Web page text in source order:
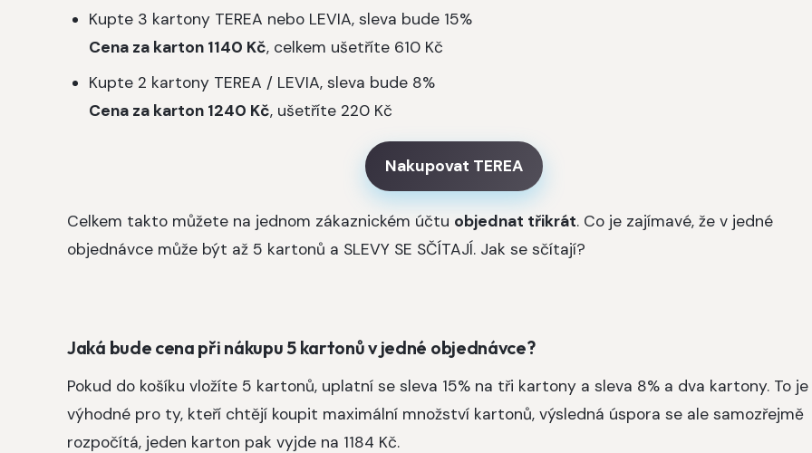
Kupte 3 kartony TEREA nebo LEVIA, sleva bude 15%
Cena za karton 1140 Kč, celkem ušetříte 610 Kč
Kupte 2 kartony TEREA / LEVIA, sleva bude 8%
Cena za karton 1240 Kč, ušetříte 220 Kč
Nakupovat TEREA
Celkem takto můžete na jednom zákaznickém účtu objednat třikrát. Co je zajímavé, že v jedné
objednávce může být až 5 kartonů a SLEVY SE SČÍTAJÍ. Jak se sčítají?
Jaká bude cena při nákupu 5 kartonů v jedné objednávce?
Pokud do košíku vložíte 5 kartonů, uplatní se sleva 15% na tři kartony a sleva 8% a dva kartony. To je
výhodné pro ty, kteří chtějí koupit maximální množství kartonů, výsledná úspora se ale samozřejmě
rozpočítá, jeden karton pak vyjde na 1184 Kč.